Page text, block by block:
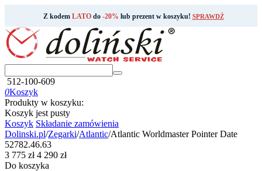
Z kodem LATOdo -20% lub prezent w koszyku! SPRAWDŹ
512-100-609
0Koszyk
Produkty w koszyku:
Koszyk jest pusty
Koszyk Składanie zamówienia
Dolinski.pl/Zegarki/Atlantic/Atlantic Worldmaster Pointer Date
52782.46.63
‍3 775‍ zł ‍4 290‍ zł
Do koszyka